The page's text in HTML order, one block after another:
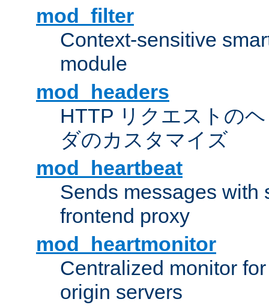
mod_filter
Context-sensitive
module
mod_headers
HTTP リクエストの
ダのカスタマイズ
mod_heartbeat
Sends messages with
frontend proxy
mod_heartmonitor
Centralized monitor
origin servers